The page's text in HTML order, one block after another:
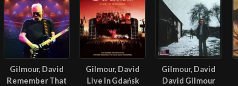
Gilmour, David
Remember That
Gilmour, David
Live In Gdańsk
Gilmour, David
David Gilmour